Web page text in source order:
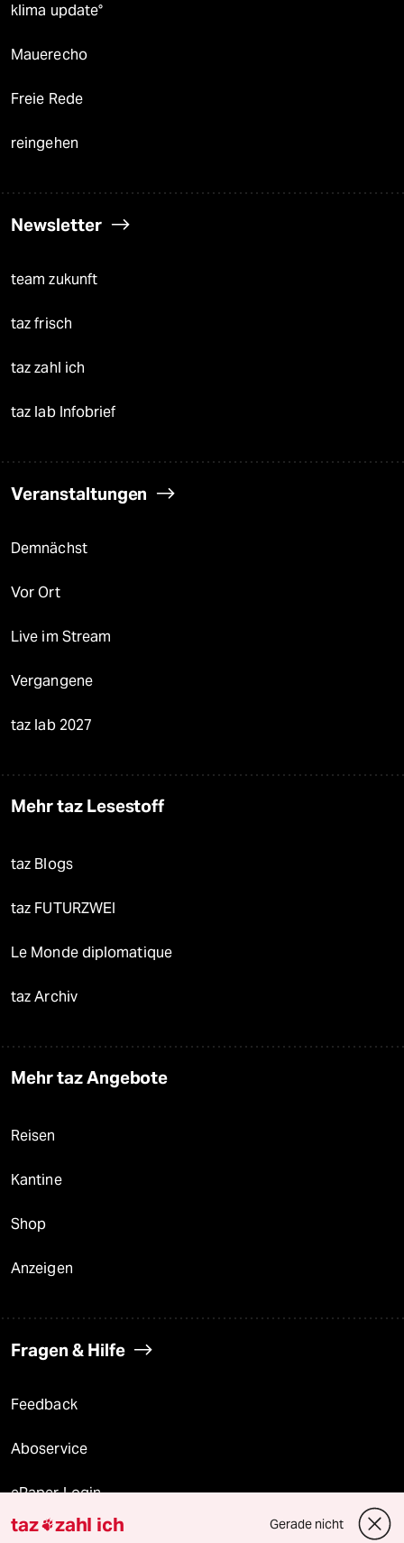
klima update°
Mauerecho
Freie Rede
reingehen
Newsletter
team zukunft
taz frisch
taz zahl ich
taz lab Infobrief
Veranstaltungen
Demnächst
Vor Ort
Live im Stream
Vergangene
taz lab 2027
Mehr taz Lesestoff
taz Blogs
taz FUTURZWEI
Le Monde diplomatique
taz Archiv
Mehr taz Angebote
Reisen
Kantine
Shop
Anzeigen
Fragen & Hilfe
Feedback
Aboservice
ePaper Login
Downloads für Abonnierende
taz zahl ich Gerade nicht